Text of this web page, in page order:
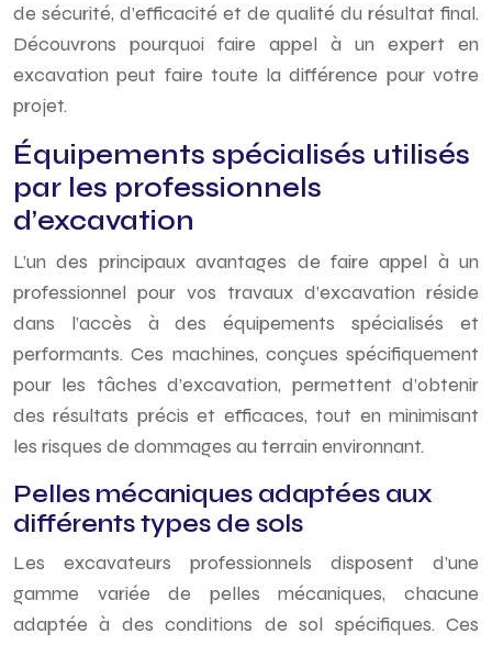
de sécurité, d’efficacité et de qualité du résultat final.
Découvrons pourquoi faire appel à un expert en
excavation peut faire toute la différence pour votre
projet.
Équipements spécialisés utilisés
par les professionnels
d’excavation
L’un des principaux avantages de faire appel à un
professionnel pour vos travaux d’excavation réside
dans l’accès à des équipements spécialisés et
performants. Ces machines, conçues spécifiquement
pour les tâches d’excavation, permettent d’obtenir
des résultats précis et efficaces, tout en minimisant
les risques de dommages au terrain environnant.
Pelles mécaniques adaptées aux
différents types de sols
Les excavateurs professionnels disposent d’une
gamme variée de pelles mécaniques, chacune
adaptée à des conditions de sol spécifiques. Ces